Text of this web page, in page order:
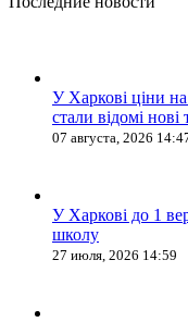
У Харкові ціни
стали відомі нові
07 августа, 2026
У Харкові до 1
школу
27 июля, 2026 14:59